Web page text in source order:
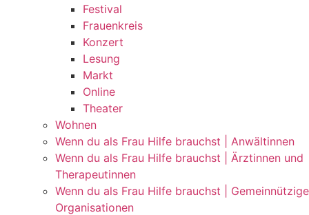
Festival
Frauenkreis
Konzert
Lesung
Markt
Online
Theater
Wohnen
Wenn du als Frau Hilfe brauchst | Anwältinnen
Wenn du als Frau Hilfe brauchst | Ärztinnen und
Therapeutinnen
Wenn du als Frau Hilfe brauchst | Gemeinnützige
Organisationen